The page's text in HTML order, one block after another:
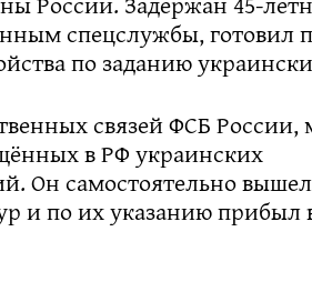
спецслужбы, готовил
по заданию
связей ФСБ
в РФ украинских
Он самостоятельно
и по их указанию прибыл